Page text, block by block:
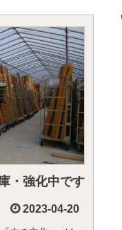
・強化中です
2023-04-20